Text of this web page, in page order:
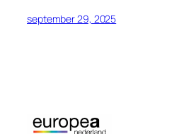
september 29, 2025